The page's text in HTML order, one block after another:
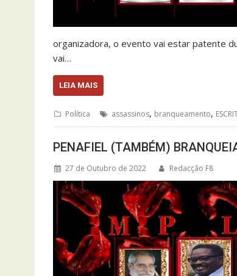
organizadora, o evento vai estar patente
vai…
LEIA MAIS
Política assassinos, branqueamento,
PENAFIEL (TAMBÉM)
27 de Outubro de 2022 Redacção F8